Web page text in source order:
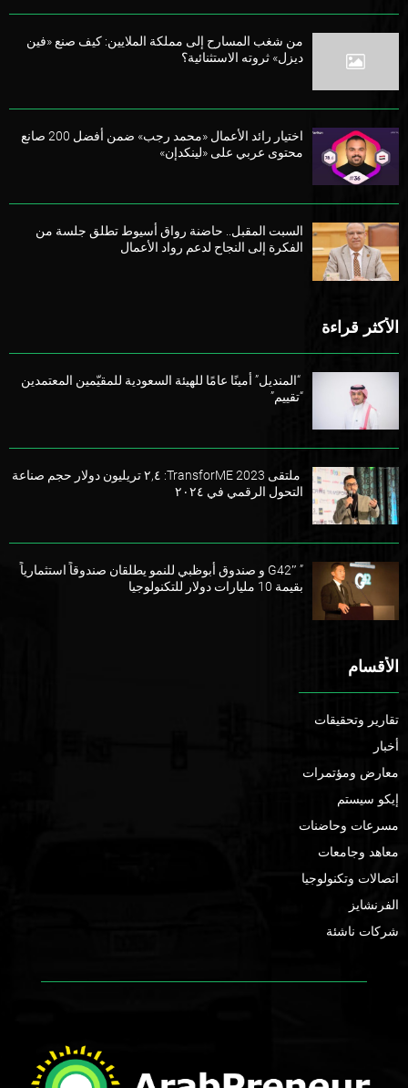
من شغب المسارح إلى مملكة الملايين: كيف صنع «فين
ديزل» ثروته الاستثنائية؟
اختيار رائد الأعمال «محمد رجب» ضمن أفضل 200 صانع
محتوى عربي على «لينكدإن»
السبت المقبل.. حاضنة رواق أسيوط تطلق جلسة من
الفكرة إلى النجاح لدعم رواد الأعمال
الأكثر قراءة
“المنديل” أمينًا عامًا للهيئة السعودية للمقيّمين المعتمدين
“تقييم”
ملتقى TransforME 2023: ٢,٤ تريليون دولار حجم صناعة
التحول الرقمي في ٢٠٢٤
” G42″ و صندوق أبوظبي للنمو يطلقان صندوقاً استثمارياً
بقيمة 10 مليارات دولار للتكنولوجيا
الأقسام
تقارير وتحقيقات
أخبار
معارض ومؤتمرات
إيكو سيستم
مسرعات وحاضنات
معاهد وجامعات
اتصالات وتكنولوجيا
الفرنشايز
شركات ناشئة